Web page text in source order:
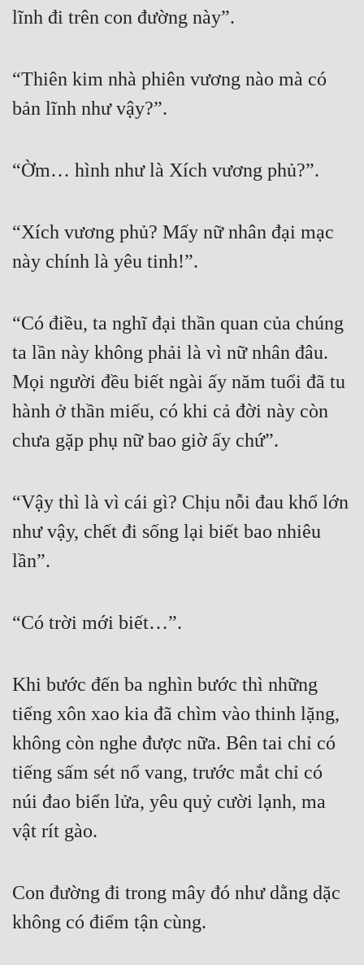
lĩnh đi trên con đường này”.
“Thiên kim nhà phiên vương nào mà có
bản lĩnh như vậy?”.
“Ờm… hình như là Xích vương phủ?”.
“Xích vương phủ? Mấy nữ nhân đại mạc
này chính là yêu tinh!”.
“Có điều, ta nghĩ đại thần quan của chúng
ta lần này không phải là vì nữ nhân đâu.
Mọi người đều biết ngài ấy năm tuổi đã tu
hành ở thần miếu, có khi cả đời này còn
chưa gặp phụ nữ bao giờ ấy chứ”.
“Vậy thì là vì cái gì? Chịu nỗi đau khổ lớn
như vậy, chết đi sống lại biết bao nhiêu
lần”.
“Có trời mới biết…”.
Khi bước đến ba nghìn bước thì những
tiếng xôn xao kia đã chìm vào thinh lặng,
không còn nghe được nữa. Bên tai chỉ có
tiếng sấm sét nổ vang, trước mắt chỉ có
núi đao biển lửa, yêu quỷ cười lạnh, ma
vật rít gào.
Con đường đi trong mây đó như dằng dặc
không có điểm tận cùng.